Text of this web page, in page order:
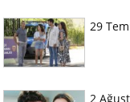
29
2